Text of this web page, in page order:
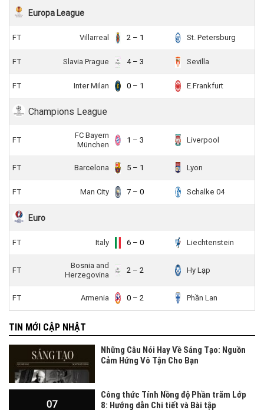
Europa League
FT Villarreal 2 – 1 St. Petersburg
FT Slavia Prague 4 – 3 Sevilla
FT Inter Milan 0 – 1 E.Frankfurt
Champions League
FT
FC Bayern
München
1 – 3 Liverpool
FT Barcelona 5 – 1 Lyon
FT Man City 7 – 0 Schalke 04
Euro
FT Italy 6 – 0 Liechtenstein
FT
Bosnia and
Herzegovina
2 – 2 Hy Lạp
FT Armenia 0 – 2 Phần Lan
TIN MỚI CẬP NHẬT
Những Câu Nói Hay Về Sáng Tạo: Nguồn
Cảm Hứng Vô Tận Cho Bạn
07
Công thức Tính Nồng độ Phần trăm Lớp
8: Hướng dẫn Chi tiết và Bài tập